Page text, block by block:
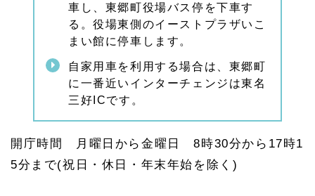
車し、東郷町役場バス停を下車す
る。役場東側のイーストプラザいこ
まい館に停車します。
自家用車を利用する場合は、東郷町
に一番近いインターチェンジは東名
三好ICです。
開庁時間 月曜日から金曜日 8時30分から17時1
5分まで(祝日・休日・年末年始を除く)